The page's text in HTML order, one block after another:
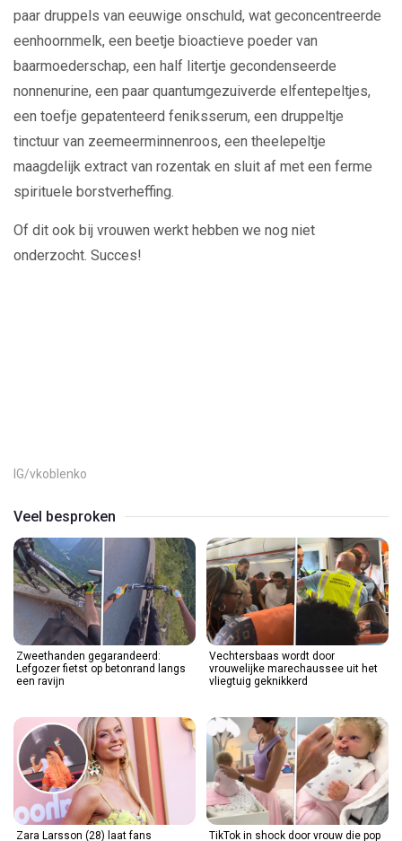
paar druppels van eeuwige onschuld, wat geconcentreerde
eenhoornmelk, een beetje bioactieve poeder van
baarmoederschap, een half litertje gecondenseerde
nonnenurine, een paar quantumgezuiverde elfentepeltjes,
een toefje gepatenteerd feniksserum, een druppeltje
tinctuur van zeemeerminnenroos, een theelepeltje
maagdelijk extract van rozentak en sluit af met een ferme
spirituele borstverheffing.
Of dit ook bij vrouwen werkt hebben we nog niet
onderzocht. Succes!
IG/vkoblenko
Veel besproken
Zweethanden gegarandeerd:
Lefgozer fietst op betonrand langs
een ravijn
Vechtersbaas wordt door
vrouwelijke marechaussee uit het
vliegtuig geknikkerd
Zara Larsson (28) laat fans TikTok in shock door vrouw die pop